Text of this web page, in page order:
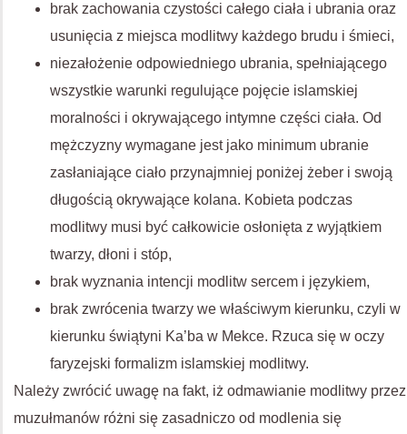
brak zachowania czystości całego ciała i ubrania oraz
usunięcia z miejsca modlitwy każdego brudu i śmieci,
niezałożenie odpowiedniego ubrania, spełniającego
wszystkie warunki regulujące pojęcie islamskiej
moralności i okrywającego intymne części ciała. Od
mężczyzny wymagane jest jako minimum ubranie
zasłaniające ciało przynajmniej poniżej żeber i swoją
długością okrywające kolana. Kobieta podczas
modlitwy musi być całkowicie osłonięta z wyjątkiem
twarzy, dłoni i stóp,
brak wyznania intencji modlitw sercem i językiem,
brak zwrócenia twarzy we właściwym kierunku, czyli w
kierunku świątyni Ka’ba w Mekce. Rzuca się w oczy
faryzejski formalizm islamskiej modlitwy.
Należy zwrócić uwagę na fakt, iż odmawianie modlitwy przez
muzułmanów różni się zasadniczo od modlenia się